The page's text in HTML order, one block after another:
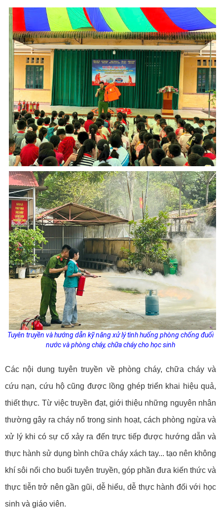
Tuyên truyền và hướng dẫn kỹ năng xử lý tình huống phòng chống đuối
nước và phòng cháy, chữa cháy cho học sinh
Các nội dung tuyên truyền về phòng cháy, chữa cháy và
cứu nạn, cứu hộ cũng được lồng ghép triển khai hiệu quả,
thiết thực. Từ việc truyền đạt, giới thiệu những nguyên nhân
thường gây ra cháy nổ trong sinh hoạt, cách phòng ngừa và
xử lý khi có sự cố xảy ra đến trực tiếp được hướng dẫn và
thực hành sử dụng bình chữa cháy xách tay... tạo nên không
khí sôi nổi cho buổi tuyên truyền, góp phần đưa kiến thức và
thực tiễn trở nên gần gũi, dễ hiểu, dễ thực hành đối với học
sinh và giáo viên.